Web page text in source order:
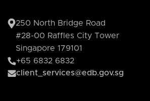
250 North Bridge Road
#28-00 Raffles City Tower
Singapore 179101
+65 6832 6832
client_services@edb.gov.sg